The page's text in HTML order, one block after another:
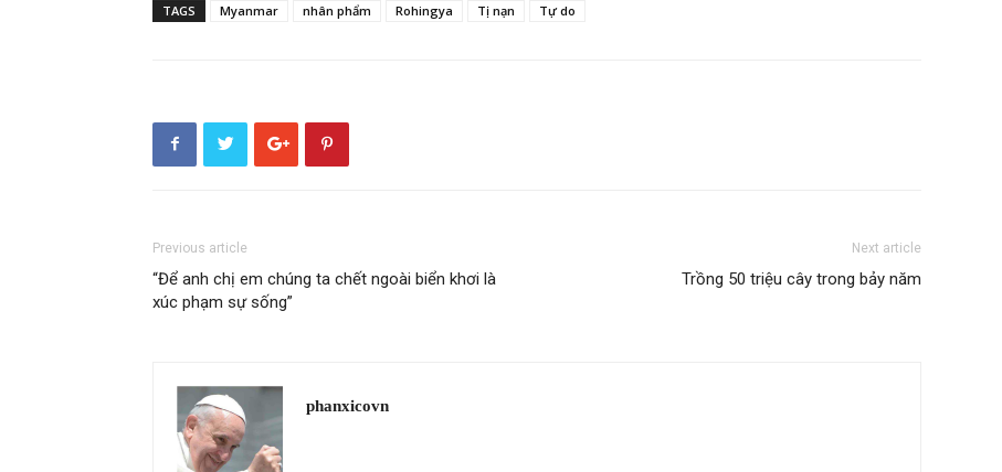
TAGS Myanmar nhân phẩm Rohingya Tị nạn Tự do
Previous article
“Để anh chị em chúng ta chết ngoài biển khơi là
xúc phạm sự sống”
Next article
Trồng 50 triệu cây trong bảy năm
phanxicovn